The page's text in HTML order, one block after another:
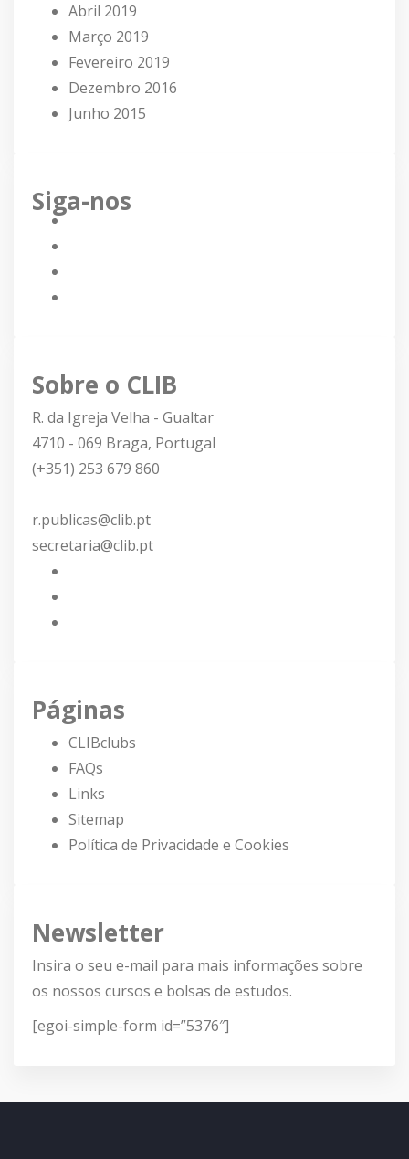
Abril 2019
Março 2019
Fevereiro 2019
Dezembro 2016
Junho 2015
Siga-nos
Sobre o CLIB
R. da Igreja Velha - Gualtar
4710 - 069 Braga, Portugal
(+351) 253 679 860
r.publicas@clib.pt
secretaria@clib.pt
Páginas
CLIBclubs
FAQs
Links
Sitemap
Política de Privacidade e Cookies
Newsletter
Insira o seu e-mail para mais informações sobre
os nossos cursos e bolsas de estudos.
[egoi-simple-form id=”5376″]